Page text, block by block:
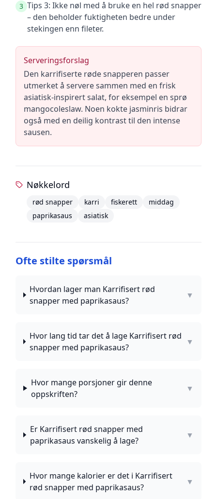
3 Tips 3: Ikke nøl med å bruke en hel rød snapper
– den beholder fuktigheten bedre under
stekingen enn fileter.
Serveringsforslag
Den karrifiserte røde snapperen passer
utmerket å servere sammen med en frisk
asiatisk-inspirert salat, for eksempel en sprø
mangocoleslaw. Noen kokte jasminris bidrar
også med en deilig kontrast til den intense
sausen.
Nøkkelord
rød snapper karri fiskerett
middag
paprikasaus
asiatisk
Ofte stilte spørsmål
Hvordan lager man Karrifisert rød
snapper med paprikasaus?
▼
Hvor lang tid tar det å lage Karrifisert rød
snapper med paprikasaus?
▼
Hvor mange porsjoner gir denne
oppskriften?
▼
Er Karrifisert rød snapper med
paprikasaus vanskelig å lage?
▼
Hvor mange kalorier er det i Karrifisert
rød snapper med paprikasaus?
▼